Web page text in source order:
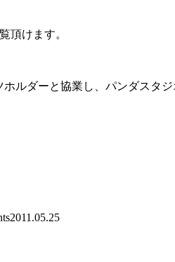
頂けます。
ルダーと協業し、パンダスタ
2011.05.25